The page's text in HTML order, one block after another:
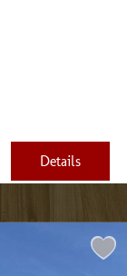
Details